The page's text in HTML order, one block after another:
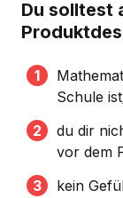
Du solltest
Schule
du dir
vor dem
kein